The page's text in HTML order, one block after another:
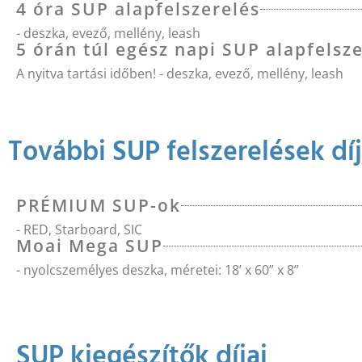
4 óra SUP alapfelszerelés
- deszka, evező, mellény, leash
5 órán túl egész napi SUP
A nyitva tartási időben! - deszka, evező, mellény, leash
További SUP felszerelések
PRÉMIUM SUP-ok
- RED, Starboard, SIC
Moai Mega SUP
- nyolcszemélyes deszka, méretei: 18’ x 60” x 8”